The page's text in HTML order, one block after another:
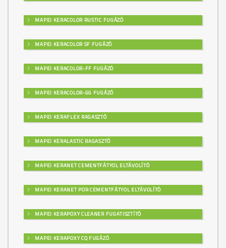
MAPEI KERACOLOR RUSTIC FUGÁZÓ
MAPEI KERACOLOR SF FUGÁZÓ
MAPEI KERACOLOR-FF FUGÁZÓ
MAPEI KERACOLOR-GG FUGÁZÓ
MAPEI KERAFLEX RAGASZTÓ
MAPEI KERALASTIC RAGASZTÓ
MAPEI KERANET CEMENTFÁTYOL ELTÁVOLÍTÓ
MAPEI KERANET POR CEMENTFÁTYOL ELTÁVOLÍTÓ
MAPEI KERAPOXY CLEANER FUGATISZTÍTÓ
MAPEI KERAPOXY CQ FUGÁZÓ